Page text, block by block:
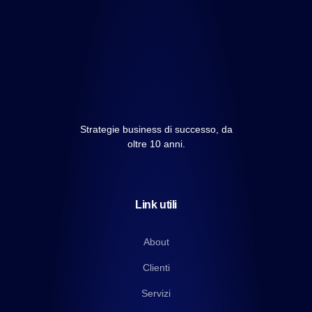
Strategie business di successo, da
oltre 10 anni.
Link utili
About
Clienti
Servizi